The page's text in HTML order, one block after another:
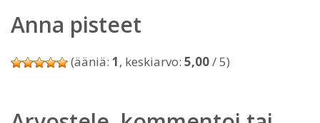
Anna pisteet
(ääniä: 1, keskiarvo: 5,00/ 5)